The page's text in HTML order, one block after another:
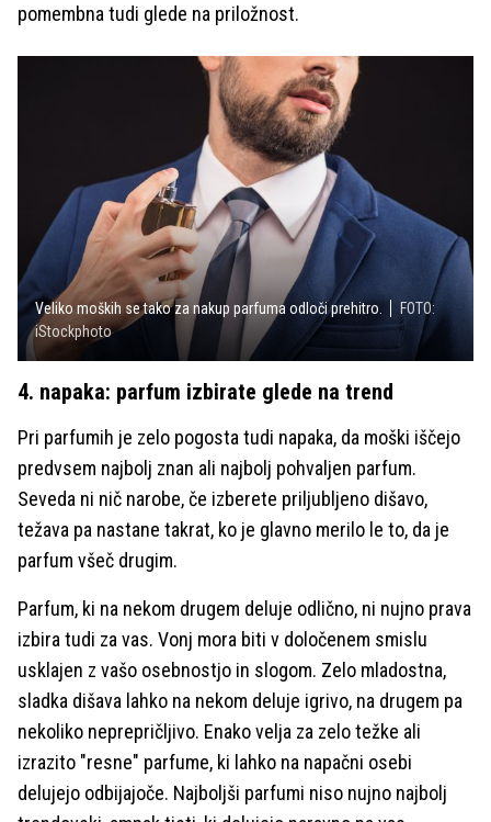
pomembna tudi glede na priložnost.
Veliko moških se tako za nakup parfuma odloči prehitro.
FOTO:
iStockphoto
4. napaka: parfum izbirate glede na trend
Pri parfumih je zelo pogosta tudi napaka, da moški iščejo
predvsem najbolj znan ali najbolj pohvaljen parfum.
Seveda ni nič narobe, če izberete priljubljeno dišavo,
težava pa nastane takrat, ko je glavno merilo le to, da je
parfum všeč drugim.
Parfum, ki na nekom drugem deluje odlično, ni nujno prava
izbira tudi za vas. Vonj mora biti v določenem smislu
usklajen z vašo osebnostjo in slogom. Zelo mladostna,
sladka dišava lahko na nekom deluje igrivo, na drugem pa
nekoliko neprepričljivo. Enako velja za zelo težke ali
izrazito "resne" parfume, ki lahko na napačni osebi
delujejo odbijajoče. Najboljši parfumi niso nujno najbolj